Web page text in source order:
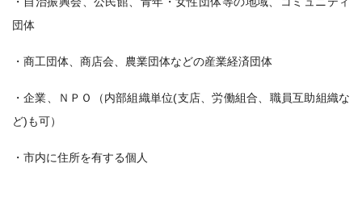
団体
・商工団体、商店会、農業団体などの産業経済団体
・企業、ＮＰＯ（内部組織単位(支店、労働組合、職員互助組織な
ど)も可）
・市内に住所を有する個人